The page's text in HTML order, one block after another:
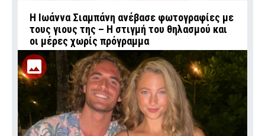
H Ιωάννα Σιαμπάνη ανέβασε φωτογραφίες με
τους γιους της – Η στιγμή του θηλασμού και
οι μέρες χωρίς πρόγραμμα